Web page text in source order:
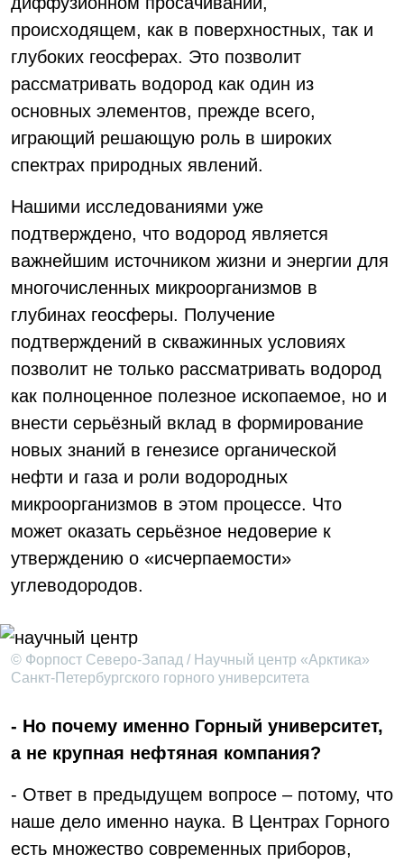
происходящем, как в поверхностных, так и
глубоких геосферах. Это позволит
рассматривать водород как один из
основных элементов, прежде всего,
играющий решающую роль в широких
спектрах природных явлений.
Нашими исследованиями уже
подтверждено, что водород является
важнейшим источником жизни и энергии для
многочисленных микроорганизмов в
глубинах геосферы. Получение
подтверждений в скважинных условиях
позволит не только рассматривать водород
как полноценное полезное ископаемое, но и
внести серьёзный вклад в формирование
новых знаний в генезисе органической
нефти и газа и роли водородных
микроорганизмов в этом процессе. Что
может оказать серьёзное недоверие к
утверждению о «исчерпаемости»
углеводородов.
© Форпост Северо-Запад / Научный центр «Арктика»
Санкт-Петербургского горного университета
- Но почему именно Горный университет,
а не крупная нефтяная компания?
- Ответ в предыдущем вопросе – потому, что
наше дело именно наука. В Центрах Горного
есть множество современных приборов,